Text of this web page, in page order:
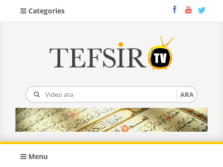
Categories
Menu